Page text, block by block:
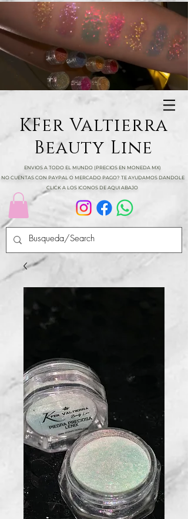
KFer Valtierra
Beauty Line
ENVIOS A TODO EL MUNDO (PRECIOS EN MONEDA MX)
NO CUENTAS CON PAYPAL O MERCADO PAGO? TE AYUDAMOS DANDOLE
CLICK A LOS ICONOS DE AQUI ABAJO